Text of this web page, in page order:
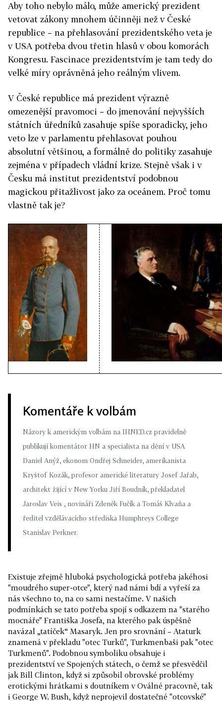
Aby toho nebylo málo, může americký prezident
vetovat zákony mnohem účinněji než v České
republice – na přehlasování prezidentského veta je
v USA potřeba dvou třetin hlasů v obou komorách
Kongresu. Fascinace prezidentstvím je tam tedy do
velké míry oprávněná jeho reálným vlivem.
V České republice má prezident výrazně
omezenější pravomoci – do jmenování nejvyšších
státních úředníků zasahuje spíše sporadicky, jeho
veto lze v parlamentu přehlasovat pouhou
absolutní většinou, a formálně do politiky zasahuje
zejména v případech vládní krize. Stejně však i v
Česku má institut prezidentství podobnou
magickou přitažlivost jako za oceánem. Proč tomu
vlastně tak je?
Komentáře k volbám
Názory k americkým volbám na IHNED.cz pravidelně
publikují komentátor HN a specialista na dění v USA
Daniel Anýž, ekonom Ondřej Schneider, amerikanista
Kryštof Kozák, profesor americké literatury Josef Jařab,
architekt žijící v New Yorku Jiří Boudník, překladatel
Jaroslav Veis , novináři Zdeněk Fučík a Tomáš Klvaňa a
ředitel vzdělávacícho střediska Humphreys College
Stanislav Perkner.
Existuje zřejmě hluboká psychologická potřeba jakéhosi
"moudrého super-otce", který nad námi bdí a vyřeší za
nás všechno to, na co sami nestačíme. V našich
podmínkách se tato potřeba spojí s odkazem na "starého
mocnáře" Františka Josefa, na kterého pak úspěšně
navázal „tatíček“ Masaryk. Jen pro srovnání – Ataturk
znamená v překladu "otec Turků", Turkmenbaši pak "otec
Turkmenů". Podobnou symboliku obsahuje i
prezidentství ve Spojených státech, o čemž se přesvědčil
jak Bill Clinton, když si způsobil obrovské problémy
erotickými hrátkami s doutníkem v Oválné pracovně, tak
i George W. Bush, když neprojevil dostatečné "otcovské"